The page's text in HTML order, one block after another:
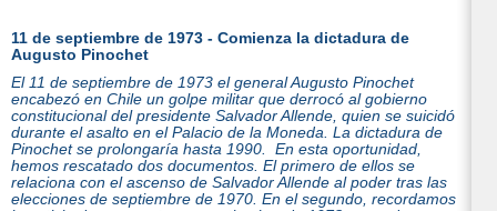
11 de septiembre de 1973 - Comienza la dictadura de
Augusto Pinochet
El 11 de septiembre de 1973 el general Augusto Pinochet
encabezó en Chile un golpe militar que derrocó al gobierno
constitucional del presidente Salvador Allende, quien se suicidó
durante el asalto en el Palacio de la Moneda. La dictadura de
Pinochet se prolongaría hasta 1990. En esta oportunidad,
hemos rescatado dos documentos. El primero de ellos se
relaciona con el ascenso de Salvador Allende al poder tras las
elecciones de septiembre de 1970. En el segundo, recordamos